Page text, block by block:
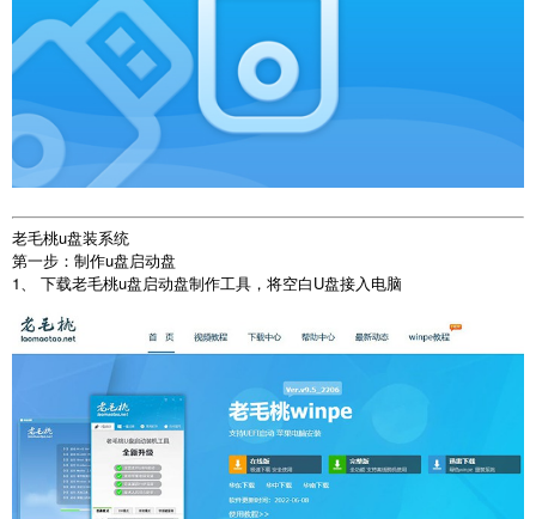
老毛桃u盘装系统
第一步：制作u盘启动盘
1、 下载老毛桃u盘启动盘制作工具，将空白U盘接入电脑